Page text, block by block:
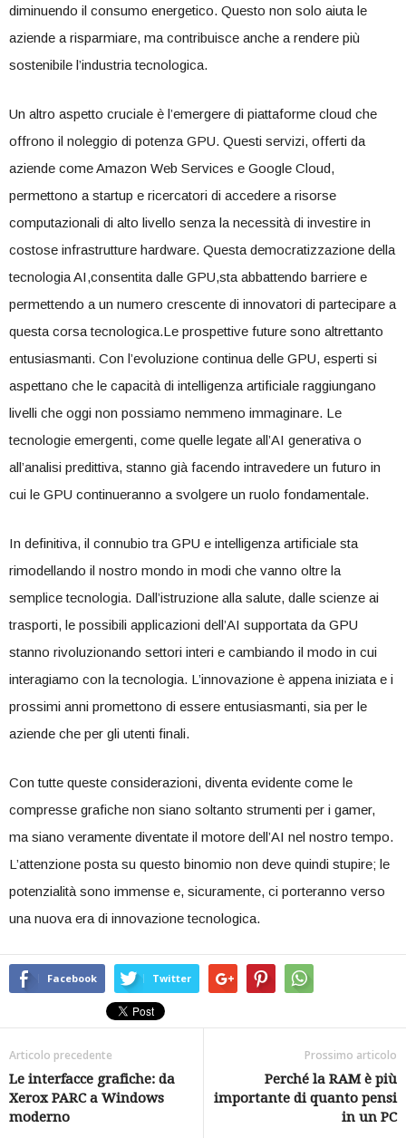
‍diminuendo il consumo energetico. Questo non solo aiuta le
aziende a risparmiare,⁤ ma contribuisce anche⁢ a rendere più
‌sostenibile⁢ l’industria tecnologica.
Un altro‍ aspetto ⁤cruciale è ⁢l’emergere di piattaforme cloud che
offrono il⁣ noleggio ​di ⁣potenza GPU.​ Questi servizi, offerti da ​
aziende⁣ come ‍Amazon ​Web Services⁤ e Google Cloud,
permettono a startup e ricercatori ‌di accedere⁢ a ⁤risorse
computazionali​ di alto livello senza la necessità di investire in
costose‌ infrastrutture hardware. ‌Questa democratizzazione‌ della
tecnologia AI,consentita dalle GPU,sta abbattendo barriere‌ e
permettendo a un numero crescente di​ innovatori di partecipare ⁣a‌
questa⁣ corsa tecnologica.Le prospettive ⁢future sono altrettanto
⁣entusiasmanti. Con l’evoluzione continua⁣ delle GPU,‌ esperti si
aspettano che le capacità di intelligenza artificiale‌ raggiungano
livelli che oggi non possiamo nemmeno immaginare. ⁤Le
tecnologie emergenti, come quelle legate ⁣all’AI ​generativa o‍
all’analisi ​predittiva, stanno già facendo⁤ intravedere un futuro ‍in
cui le GPU continueranno ⁢a⁢ svolgere​ un ruolo fondamentale.
In definitiva,⁤ il connubio tra ⁢GPU e⁤ intelligenza artificiale sta
⁤rimodellando ⁢il ​nostro mondo‌ in modi⁢ che vanno oltre⁤ la
semplice ⁣tecnologia. Dall’istruzione alla salute, dalle⁣ scienze ai
⁣trasporti,⁤ le possibili applicazioni dell’AI supportata da GPU
stanno‌ rivoluzionando⁤ settori interi e cambiando⁢ il modo in cui
⁣interagiamo⁢ con la tecnologia. L’innovazione‌ è appena iniziata ‌e i
prossimi anni promettono di essere entusiasmanti, sia per le
aziende che per gli‍ utenti finali.
Con tutte queste considerazioni, diventa⁣ evidente⁤ come le
compresse grafiche non siano soltanto strumenti per ‍i gamer,
ma⁣ siano veramente ​diventate il ⁢motore dell’AI nel nostro tempo.
L’attenzione posta​ su questo⁤ binomio non ⁢deve quindi stupire; le
⁢potenzialità​ sono immense e, sicuramente, ‌ci ⁣porteranno ⁣verso
una nuova era di innovazione ‌tecnologica.
Facebook Twitter
Articolo precedente
Le interfacce grafiche: da
Xerox PARC a Windows
moderno
Prossimo articolo
Perché la RAM è più
importante di quanto pensi
in un PC